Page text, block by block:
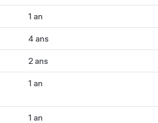
1 an
4 ans
2 ans
1 an
1 an